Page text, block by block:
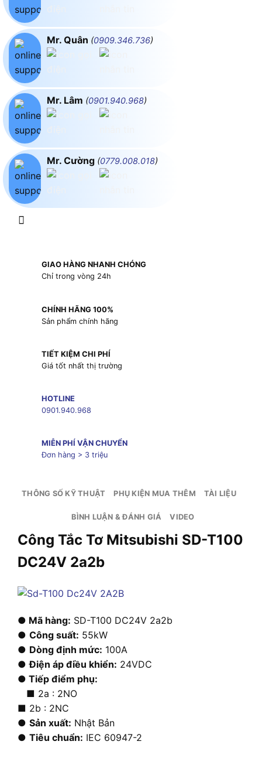
Mr. Quân (0909.346.736)
Mr. Lâm (0901.940.968)
Mr. Cường (0779.008.018)
GIAO HÀNG NHANH CHÓNG
Chỉ trong vòng 24h
CHÍNH HÃNG 100%
Sản phẩm chính hãng
TIẾT KIỆM CHI PHÍ
Giá tốt nhất thị trường
HOTLINE
0901.940.968
MIỄN PHÍ VẬN CHUYỂN
Đơn hàng > 3 triệu
THÔNG SỐ KỸ THUẬT PHỤ KIỆN MUA THÊM TÀI LIỆU
BÌNH LUẬN & ĐÁNH GIÁ VIDEO
Công Tắc Tơ Mitsubishi SD-T100
DC24V 2a2b
● Mã hàng: SD-T100 DC24V 2a2b
● Công suất: 55kW
● Dòng định mức: 100A
●Điện áp điều khiển: 24VDC
● Tiếp điểm phụ:
■ 2a : 2NO
■ 2b : 2NC
● Sản xuất: Nhật Bản
● Tiêu chuẩn: IEC 60947-2